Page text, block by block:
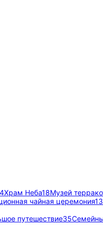
Храм Неба18Музей
чайная церемония13
путешествие35